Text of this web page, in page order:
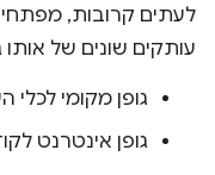
לעתים קרובות,
עותקים שונים של
גופן מקומי לכלי
גופן אינטרנט